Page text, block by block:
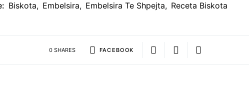
Biskota, Embelsira, Embelsira Te Shpejta, Receta Biskota
0 SHARES FACEBOOK